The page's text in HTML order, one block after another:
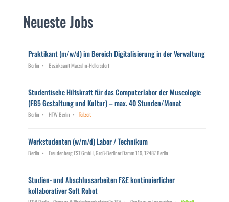
Neueste Jobs
Praktikant (m/w/d) im Bereich Digitalisierung in der Verwaltung
Berlin Bezirksamt Marzahn-Hellersdorf
Studentische Hilfskraft für das Computerlabor der Museologie
(FB5 Gestaltung und Kultur) – max. 40 Stunden/Monat
Berlin HTW Berlin Teilzeit
Werkstudenten (w/m/d) Labor / Technikum
Berlin Freudenberg FST GmbH, Groß-Berliner Damm 119, 12487 Berlin
Studien- und Abschlussarbeiten F&E kontinuierlicher
kollaborativer Soft Robot